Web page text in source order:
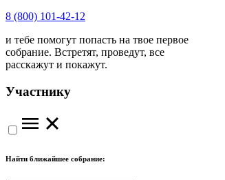
8 (800) 101-42-12
и тебе помогут попасть на твое первое
собрание. Встретят, проведут, все
расскажут и покажут.
Участнику
Найти ближайшее собрание: